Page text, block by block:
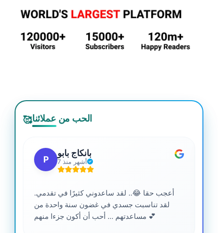
🥰الحب من عملائنا
P
بانكاج بابو
7 أشهر منذ
أعجب حقا 😂.. لقد ساعدوني كثيرًا في تقدمي.
لقد تناسبت جسدي في غضون سنة واحدة من
مساعدتهم ... أحب أن أكون جزءا منهم 💕